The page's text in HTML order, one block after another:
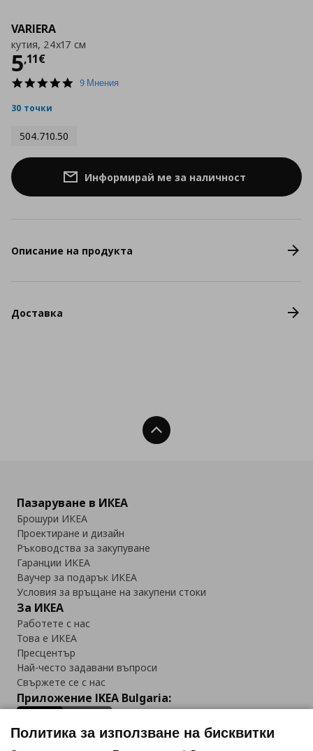
VARIERA
кутия, 24x17 см
5,11€
Цена
4.9
9 Мнения
30 точки
504.710.50
Информирай ме за наличност
Описание на продукта
Доставка
Нагоре
Пазаруване в ИКЕА
Брошури ИКЕА
Проектиране и дизайн
Ръководства за закупуване
Гаранции ИКЕА
Ваучер за подарък ИКЕА
Условия за връщане на закупени стоки
За ИКЕА
Работете с нас
Това е ИКЕА
Пресцентър
Най-често задавани въпроси
Свържете се с нас
Приложение IKEA Bulgaria:
Политика за използване на бисквитки